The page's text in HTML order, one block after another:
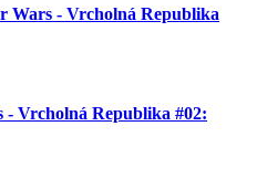
Wars - Vrcholná Republika
- Vrcholná Republika #02: